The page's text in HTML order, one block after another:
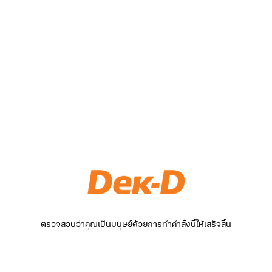
ตรวจสอบว่าคุณเป็นมนุษย์ด้วยการทำคำสั่งนี้ให้เสร็จสิ้น